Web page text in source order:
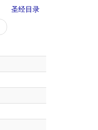
圣经目录